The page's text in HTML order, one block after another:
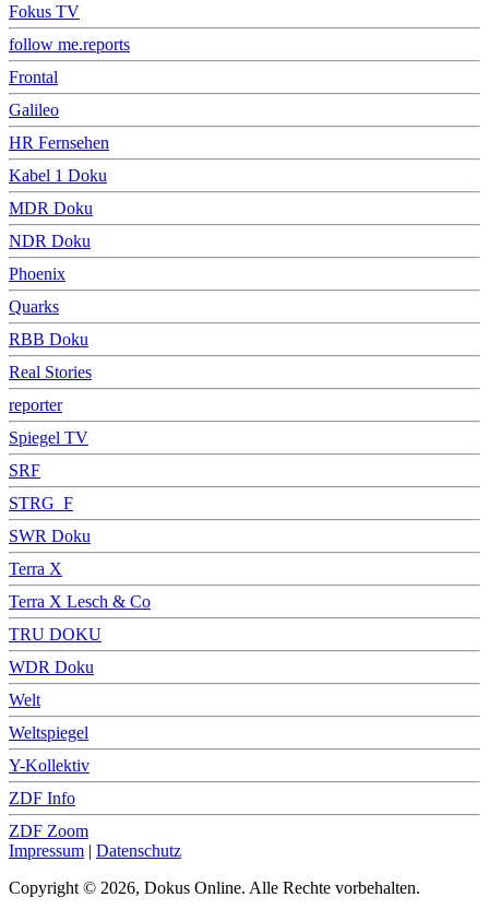
Fokus TV
follow me.reports
Frontal
Galileo
HR Fernsehen
Kabel 1 Doku
MDR Doku
NDR Doku
Phoenix
Quarks
RBB Doku
Real Stories
reporter
Spiegel TV
SRF
STRG_F
SWR Doku
Terra X
Terra X Lesch & Co
TRU DOKU
WDR Doku
Welt
Weltspiegel
Y-Kollektiv
ZDF Info
ZDF Zoom
Impressum | Datenschutz
Copyright © 2026, Dokus Online. Alle Rechte vorbehalten.